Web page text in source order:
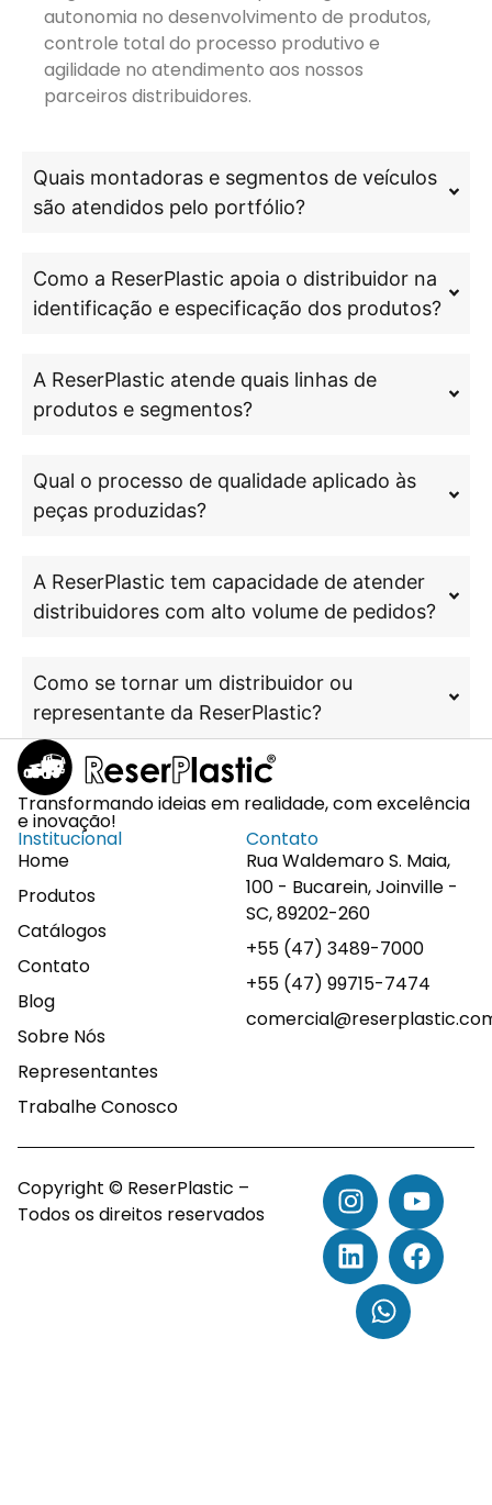
autonomia no desenvolvimento de produtos,
controle total do processo produtivo e
agilidade no atendimento aos nossos
parceiros distribuidores.
Quais montadoras e segmentos de veículos
são atendidos pelo portfólio?
Como a ReserPlastic apoia o distribuidor na
identificação e especificação dos produtos?
A ReserPlastic atende quais linhas de
produtos e segmentos?
Qual o processo de qualidade aplicado às
peças produzidas?
A ReserPlastic tem capacidade de atender
distribuidores com alto volume de pedidos?
Como se tornar um distribuidor ou
representante da ReserPlastic?
Transformando ideias em realidade, com excelência
e inovação!
Institucional
Home
Produtos
Catálogos
Contato
Blog
Sobre Nós
Representantes
Trabalhe Conosco
Contato
Rua Waldemaro S. Maia,
100 - Bucarein, Joinville -
SC, 89202-260
+55 (47) 3489-7000
+55 (47) 99715-7474
Copyright © ReserPlastic –
Todos os direitos reservados